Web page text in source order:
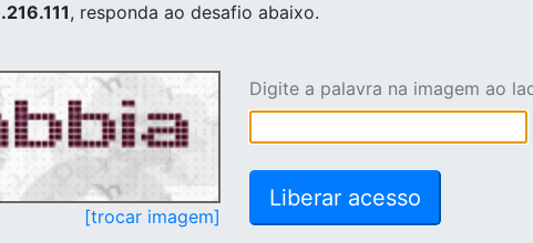
, responda ao desafio abaixo.
[trocar imagem]
Digite a palavra na imagem ao